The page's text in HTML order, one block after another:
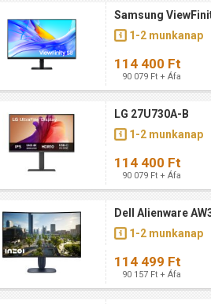
Samsung
1-2 munkanap
114 400 Ft
90 079 Ft + Áfa
LG 27U730A-B
1-2 munkanap
114 400 Ft
90 079 Ft + Áfa
Dell Alienware
1-2 munkanap
114 499 Ft
90 157 Ft + Áfa